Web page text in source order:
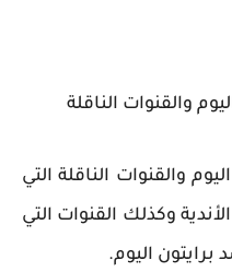
والقنوات الناقلة
والقنوات الناقلة التي
وكذلك القنوات التي
اليوم.